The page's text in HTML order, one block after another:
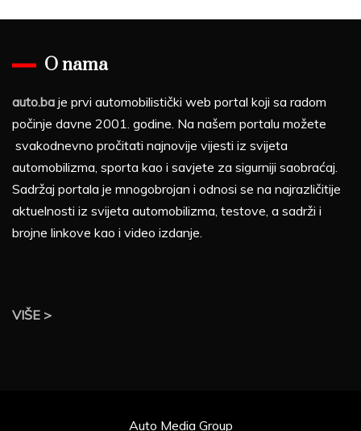
O nama
auto.ba je prvi automobilistički web portal koji sa radom
počinje davne 2001. godine. Na našem portalu možete
svakodnevno pročitati najnovije vijesti iz svijeta
automobilizma, sporta kao i savjete za sigurniji saobraćaj.
Sadržaj portala je mnogobrojan i odnosi se na najrazličitije
aktuelnosti iz svijeta automobilizma, testove, a sadrži i
brojne linkove kao i video izdanje.
VIŠE >
Auto Media Group